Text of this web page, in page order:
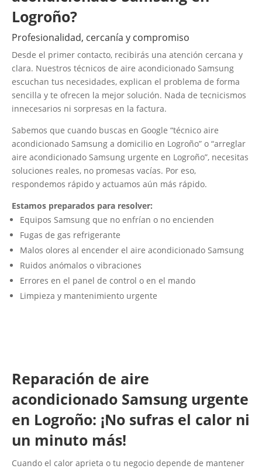
Logroño?
Profesionalidad, cercanía y compromiso
Desde el primer contacto, recibirás una atención cercana y
clara. Nuestros técnicos de aire acondicionado Samsung
escuchan tus necesidades, explican el problema de forma
sencilla y te ofrecen la mejor solución. Nada de tecnicismos
innecesarios ni sorpresas en la factura.
Sabemos que cuando buscas en Google “técnico aire
acondicionado Samsung a domicilio en Logroño” o “arreglar
aire acondicionado Samsung urgente en Logroño”, necesitas
soluciones reales, no promesas vacías. Por eso,
respondemos rápido y actuamos aún más rápido.
Estamos preparados para resolver:
Equipos Samsung que no enfrían o no encienden
Fugas de gas refrigerante
Malos olores al encender el aire acondicionado Samsung
Ruidos anómalos o vibraciones
Errores en el panel de control o en el mando
Limpieza y mantenimiento urgente
Reparación de aire
acondicionado Samsung urgente
en Logroño: ¡No sufras el calor ni
un minuto más!
Cuando el calor aprieta o tu negocio depende de mantener